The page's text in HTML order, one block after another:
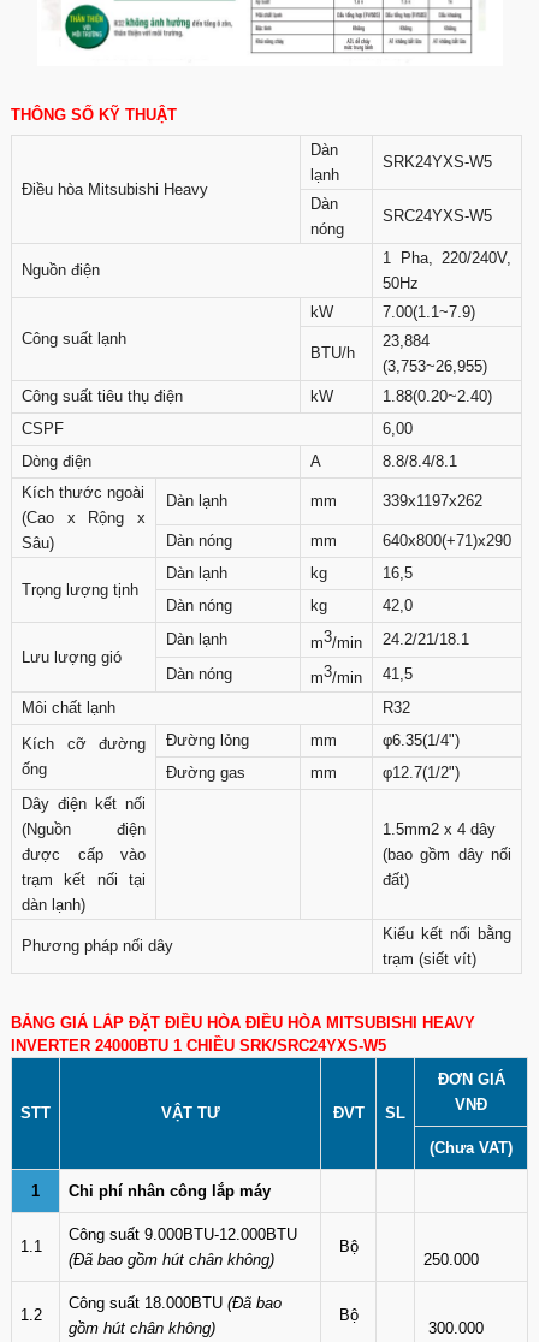
THÔNG SỐ KỸ THUẬT
Điều hòa Mitsubishi Heavy
Dàn
lạnh
SRK24YXS-W5
Dàn
nóng
SRC24YXS-W5
Nguồn điện
1 Pha, 220/240V,
50Hz
Công suất lạnh
kW 7.00(1.1~7.9)
BTU/h
23,884
(3,753~26,955)
Công suất tiêu thụ điện
kW
1.88(0.20~2.40)
CSPF
6,00
Dòng điện
A
8.8/8.4/8.1
Kích thước ngoài
(Cao x Rộng x
Sâu)
Dàn lạnh mm 339x1197x262
Dàn nóng mm 640x800(+71)x290
Trọng lượng tịnh
Dàn lạnh kg
16,5
Dàn nóng
kg 42,0
Lưu lượng gió
Dàn lạnh m3/min
24.2/21/18.1
Dàn nóng
m3/min
41,5
Môi chất lạnh
R32
Kích cỡ đường
ống
Đường lỏng mm
φ6.35(1/4")
Đường gas
mm
φ12.7(1/2")
Dây điện kết nối
(Nguồn điện
được cấp vào
trạm kết nối tại
dàn lạnh)
1.5mm2 x 4 dây
(bao gồm dây nối
đất)
Phương pháp nối dây
Kiểu kết nối bằng
trạm (siết vít)
BẢNG GIÁ LẮP ĐẶT ĐIỀU HÒA ĐIỀU HÒA MITSUBISHI HEAVY
INVERTER 24000BTU 1 CHIỀU SRK/SRC24YXS-W5
STT VẬT TƯ ĐVT SL
ĐƠN GIÁ
VNĐ
(Chưa VAT)
1 Chi phí nhân công lắp máy
1.1
Công suất 9.000BTU-12.000BTU
(Đã bao gồm hút chân không)
Bộ
250.000
1.2
Công suất 18.000BTU (Đã bao
gồm hút chân không)
Bộ
300.000